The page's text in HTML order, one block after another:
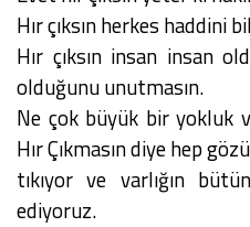
Hır çıksın herkes haddini
Hır çıksın insan insan
olduğunu unutmasın.
Ne çok büyük bir yokluk
Hır Çıkmasın diye hep
tıkıyor ve varlığın
ediyoruz.